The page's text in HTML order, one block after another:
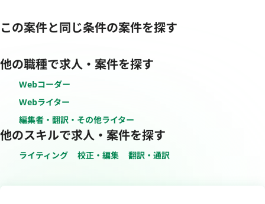
この案件と同じ条件の案件を探す
他の職種で求人・案件を探す
Webコーダー
Webライター
編集者・翻訳・その他ライター
他のスキルで求人・案件を探す
ライティング 校正・編集 翻訳・通訳